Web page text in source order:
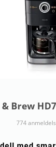
Brew
774